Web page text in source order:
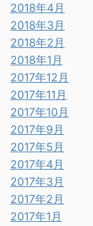
2018年4月
2018年3月
2018年2月
2018年1月
2017年12月
2017年11月
2017年10月
2017年9月
2017年5月
2017年4月
2017年3月
2017年2月
2017年1月